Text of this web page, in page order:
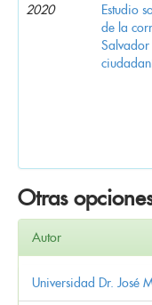
2020
Estudio
de la
Salvador
Otras
Autor
Universidad Dr. José